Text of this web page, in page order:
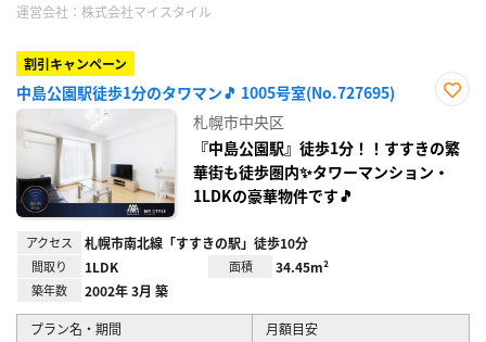
運営会社： 株式会社マイスタイル
割引キャンペーン
中島公園駅徒歩1分のタワマン🎵 1005号室(No.727695)
り登
録
札幌市中央区
『中島公園駅』徒歩1分！！すすきの繁
華街も徒歩圏内✨タワーマンション・
1LDKの豪華物件です🎵
アクセス 札幌市南北線「すすきの駅」徒歩10分
間取り 1LDK 面積 34.45m²
築年数 2002年 3月 築
プラン名・期間
月額目安